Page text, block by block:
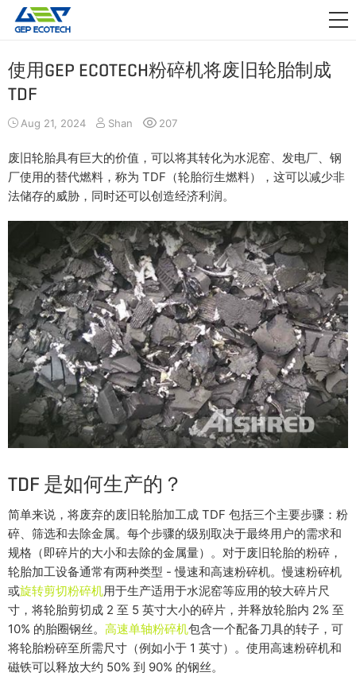
应用领域
资讯动态
关于我们
联系我们
使用GEP ECOTECH粉碎机将废旧轮胎制成
TDF
Aug 21, 2024 Shan 207
废旧轮胎具有巨大的价值，可以将其转化为水泥窑、发电厂、钢
厂使用的替代燃料，称为 TDF（轮胎衍生燃料），这可以减少非
法储存的威胁，同时还可以创造经济利润。
TDF 是如何生产的？
简单来说，将废弃的废旧轮胎加工成 TDF 包括三个主要步骤：粉
碎、筛选和去除金属。每个步骤的级别取决于最终用户的需求和
规格（即碎片的大小和去除的金属量）。对于废旧轮胎的粉碎，
轮胎加工设备通常有两种类型 - 慢速和高速粉碎机。慢速粉碎机
或旋转剪切粉碎机用于生产适用于水泥窑等应用的较大碎片尺
寸，将轮胎剪切成 2 至 5 英寸大小的碎片，并释放轮胎内 2% 至
10% 的胎圈钢丝。 高速单轴粉碎机包含一个配备刀具的转子，可
将轮胎粉碎至所需尺寸（例如小于 1 英寸）。使用高速粉碎机和
磁铁可以释放大约 50% 到 90% 的钢丝。